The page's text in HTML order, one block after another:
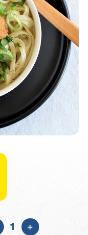
1